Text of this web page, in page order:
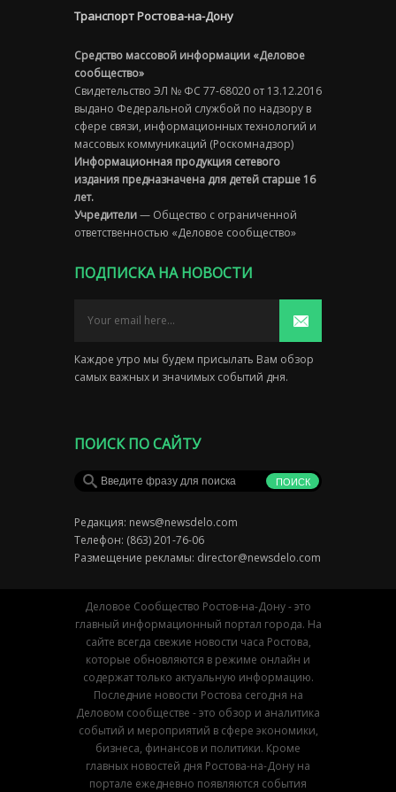
Транспорт Ростова-на-Дону
Средство массовой информации «Деловое
сообщество»
Свидетельство ЭЛ № ФС 77-68020 от 13.12.2016
выдано Федеральной службой по надзору в
сфере связи, информационных технологий и
массовых коммуникаций (Роскомнадзор)
Информационная продукция сетевого
издания предназначена для детей старше 16
лет.
Учредители— Общество с ограниченной
ответственностью «Деловое сообщество»
ПОДПИСКА НА НОВОСТИ
Каждое утро мы будем присылать Вам обзор
самых важных и значимых событий дня.
ПОИСК ПО САЙТУ
Редакция: news@newsdelo.com
Телефон: (863) 201-76-06
Размещение рекламы: director@newsdelo.com
Деловое Сообщество Ростов-на-Дону - это
главный информационный портал города. На
сайте всегда свежие новости часа Ростова,
которые обновляются в режиме онлайн и
содержат только актуальную информацию.
Последние новости Ростова сегодня на
Деловом сообществе - это обзор и аналитика
событий и мероприятий в сфере экономики,
бизнеса, финансов и политики. Кроме
главных новостей дня Ростова-на-Дону на
портале ежедневно появляются события